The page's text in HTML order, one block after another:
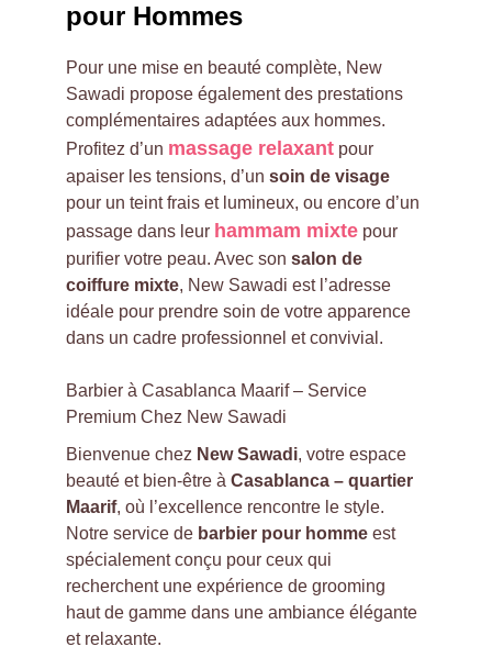
pour Hommes
Pour une mise en beauté complète, New
Sawadi propose également des prestations
complémentaires adaptées aux hommes.
Profitez d’un massage relaxant pour
apaiser les tensions, d’un soin de visage
pour un teint frais et lumineux, ou encore d’un
passage dans leur hammam mixte pour
purifier votre peau. Avec son salon de
coiffure mixte, New Sawadi est l’adresse
idéale pour prendre soin de votre apparence
dans un cadre professionnel et convivial.
Barbier à Casablanca Maarif – Service
Premium Chez New Sawadi
Bienvenue chez New Sawadi, votre espace
beauté et bien-être à Casablanca – quartier
Maarif, où l’excellence rencontre le style.
Notre service de barbier pour homme est
spécialement conçu pour ceux qui
recherchent une expérience de grooming
haut de gamme dans une ambiance élégante
et relaxante.